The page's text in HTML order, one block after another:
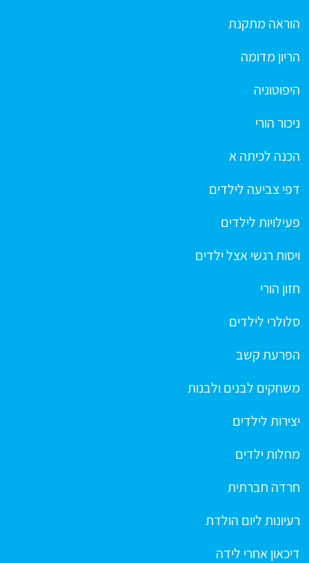
הוראה מתקנת
הריון מדומה
היפוטוניה
ניכור הורי
הכנה לכיתה א
דפי צביעה לילדים
פעילויות לילדים
ויסות רגשי אצל ילדים
חזון הורי
סלולרי לילדים
הפרעת קשב
משחקים לבנים ולבנות
יצירות לילדים
מחלות ילדים
חרדה חברתית
רעיונות ליום הולדת
דיכאון אחרי לידה